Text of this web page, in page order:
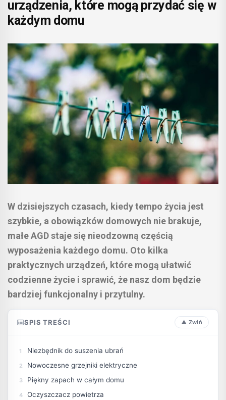
urządzenia, które mogą przydać się w
każdym domu
W dzisiejszych czasach, kiedy tempo życia jest
szybkie, a obowiązków domowych nie brakuje,
małe AGD staje się nieodzowną częścią
wyposażenia każdego domu. Oto kilka
praktycznych urządzeń, które mogą ułatwić
codzienne życie i sprawić, że nasz dom będzie
bardziej funkcjonalny i przytulny.
SPIS TREŚCI
Niezbędnik do suszenia ubrań
Nowoczesne grzejniki elektryczne
Piękny zapach w całym domu
Oczyszczacz powietrza